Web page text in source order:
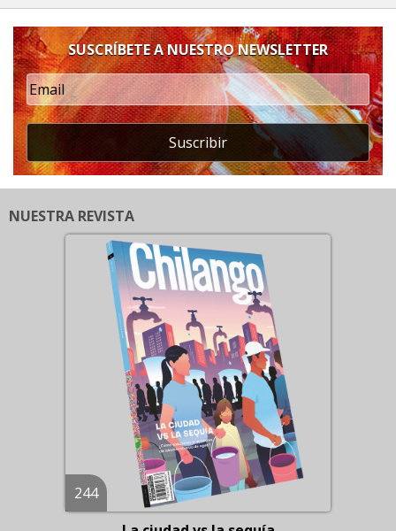
SUSCRÍBETE A NUESTRO NEWSLETTER
Suscribir
NUESTRA REVISTA
244